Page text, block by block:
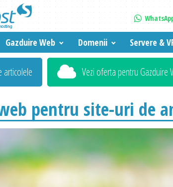
Gazduire Web Domenii Servere &
articolele Vezi oferta pentru Gazduire
pentru site-uri de